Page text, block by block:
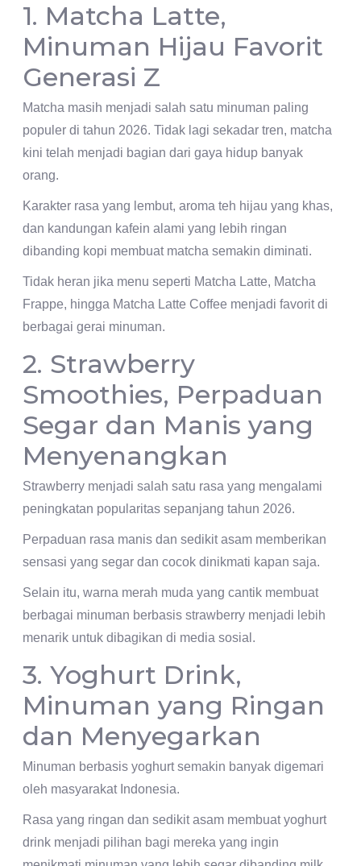
1. Matcha Latte,
Minuman Hijau Favorit
Generasi Z
Matcha masih menjadi salah satu minuman paling
populer di tahun 2026. Tidak lagi sekadar tren, matcha
kini telah menjadi bagian dari gaya hidup banyak
orang.
Karakter rasa yang lembut, aroma teh hijau yang khas,
dan kandungan kafein alami yang lebih ringan
dibanding kopi membuat matcha semakin diminati.
Tidak heran jika menu seperti Matcha Latte, Matcha
Frappe, hingga Matcha Latte Coffee menjadi favorit di
berbagai gerai minuman.
2. Strawberry
Smoothies, Perpaduan
Segar dan Manis yang
Menyenangkan
Strawberry menjadi salah satu rasa yang mengalami
peningkatan popularitas sepanjang tahun 2026.
Perpaduan rasa manis dan sedikit asam memberikan
sensasi yang segar dan cocok dinikmati kapan saja.
Selain itu, warna merah muda yang cantik membuat
berbagai minuman berbasis strawberry menjadi lebih
menarik untuk dibagikan di media sosial.
3. Yoghurt Drink,
Minuman yang Ringan
dan Menyegarkan
Minuman berbasis yoghurt semakin banyak digemari
oleh masyarakat Indonesia.
Rasa yang ringan dan sedikit asam membuat yoghurt
drink menjadi pilihan bagi mereka yang ingin